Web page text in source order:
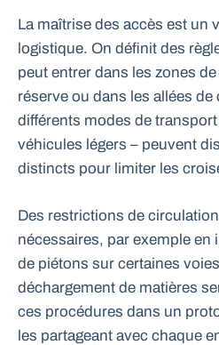
La maîtrise des accès est un
logistique. On définit des
peut entrer dans les zones
réserve ou dans les allées
différents modes de
véhicules légers – peuvent
distincts pour limiter les
Des restrictions de
nécessaires, par exemple en
de piétons sur certaines
déchargement de matières
ces procédures dans un
les partageant avec chaque